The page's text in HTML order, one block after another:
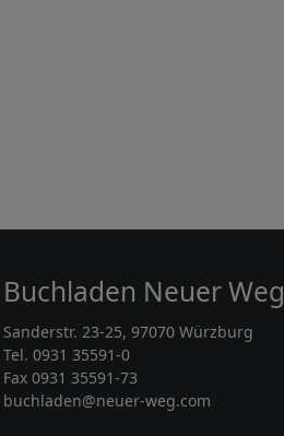
Buchladen Neuer Weg
Sanderstr. 23-25, 97070 Würzburg
Tel. 0931 35591-0
Fax 0931 35591-73
buchladen@neuer-weg.com